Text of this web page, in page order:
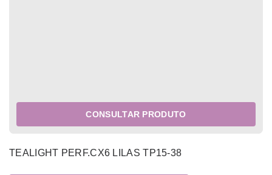
CONSULTAR PRODUTO
TEALIGHT PERF.CX6 LILAS TP15-38